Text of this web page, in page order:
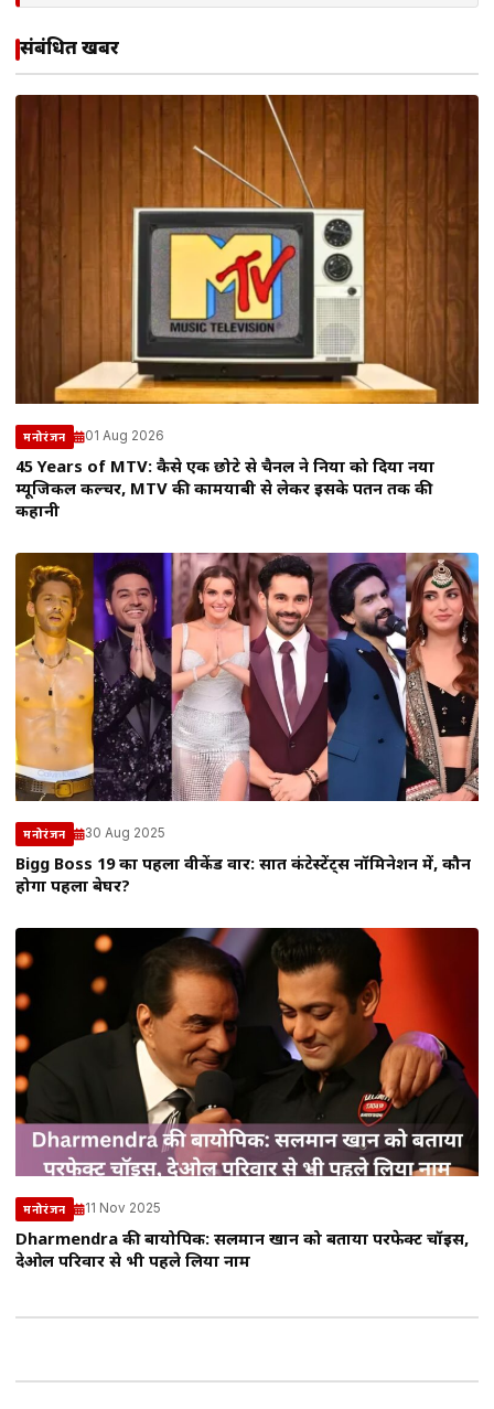
संबंधित खबरें
मनोरंजन 01 Aug 2026
45 Years of MTV: कैसे एक छोटे से चैनल ने दुनिया को दिया नया
म्यूजिकल कल्चर, MTV की कामयाबी से लेकर इसके पतन तक की
कहानी
मनोरंजन 30 Aug 2025
Bigg Boss 19 का पहला वीकेंड वार: सात कंटेस्टेंट्स नॉमिनेशन में, कौन
होगा पहला बेघर?
मनोरंजन 11 Nov 2025
Dharmendra की बायोपिक: सलमान खान को बताया परफेक्ट चॉइस,
देओल परिवार से भी पहले लिया नाम